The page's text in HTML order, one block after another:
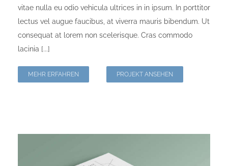
vitae nulla eu odio vehicula ultrices in in ipsum. In porttitor
lectus vel augue faucibus, at viverra mauris bibendum. Ut
consequat at lorem non scelerisque. Cras commodo
lacinia [...]
MEHR ERFAHREN PROJEKT ANSEHEN